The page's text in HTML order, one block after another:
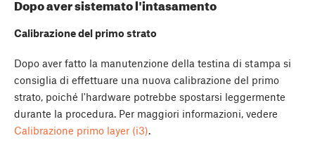
Dopo aver sistemato l'intasamento
Calibrazione del primo strato
Dopo aver fatto la manutenzione della testina di stampa si
consiglia di effettuare una nuova calibrazione del primo
strato, poiché l'hardware potrebbe spostarsi leggermente
durante la procedura. Per maggiori informazioni, vedere
Calibrazione primo layer (i3).